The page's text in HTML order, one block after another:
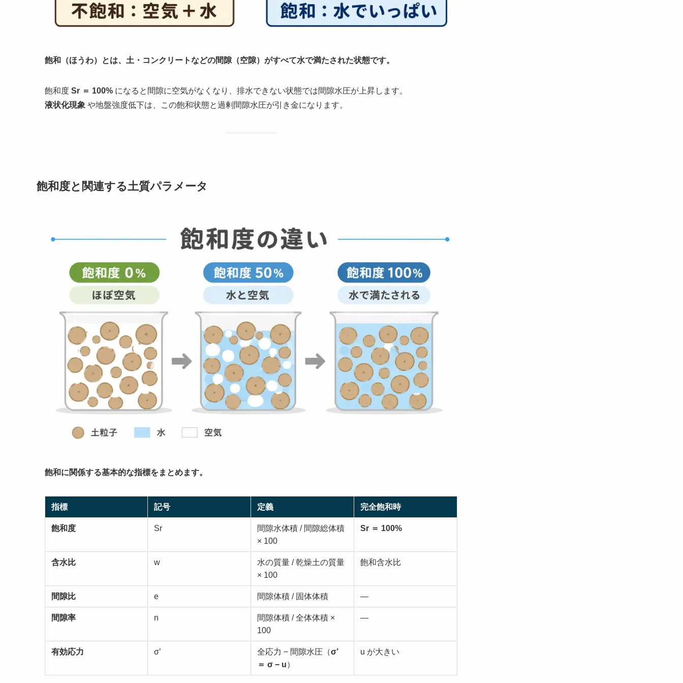
飽和（ほうわ）とは、土・コンクリートなどの間隙（空隙）がすべて水で満たされた状態です。
飽和度 Sr ＝ 100% になると間隙に空気がなくなり、排水できない状態では間隙水圧が上昇します。
液状化現象 や地盤強度低下は、この飽和状態と過剰間隙水圧が引き金になります。
飽和度と関連する土質パラメータ
飽和に関係する基本的な指標をまとめます。
指標 記号 定義 完全飽和時
飽和度 Sr
間隙水体積 / 間隙総体積
× 100
Sr ＝ 100%
含水比 w
水の質量 / 乾燥土の質量
× 100
飽和含水比
間隙比 e 間隙体積 / 固体体積 —
間隙率 n
間隙体積 / 全体体積 ×
100
—
有効応力 σ’ 全応力 − 間隙水圧（σ’
＝ σ − u）
u が大きい